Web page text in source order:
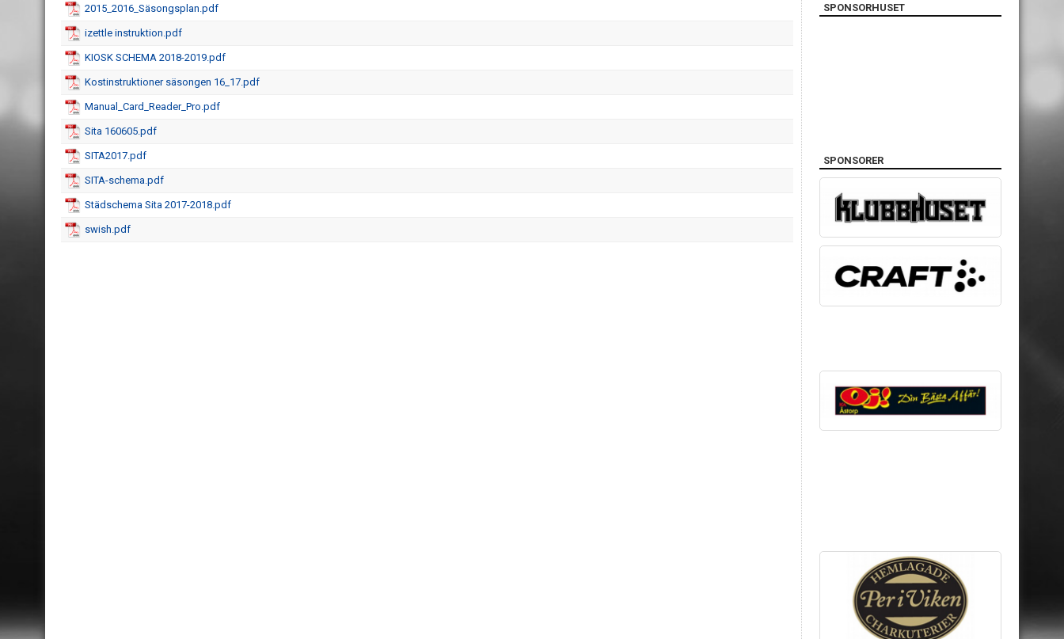
2015_2016_Säsongsplan.pdf
izettle instruktion.pdf
KIOSK SCHEMA 2018-2019.pdf
Kostinstruktioner säsongen 16_17.pdf
Manual_Card_Reader_Pro.pdf
Sita 160605.pdf
SITA2017.pdf
SITA-schema.pdf
Städschema Sita 2017-2018.pdf
swish.pdf
SPONSORHUSET
SPONSORER